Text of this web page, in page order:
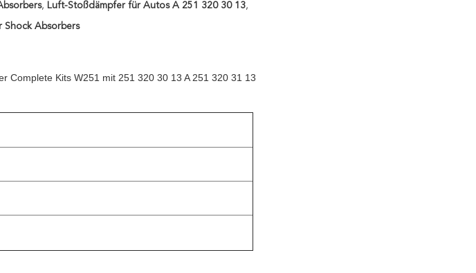
, Luft-Stoßdämpfer für Autos A 251 320 30 13,
Shock Absorbers
Complete Kits W251 mit 251 320 30 13 A 251 320 31 13